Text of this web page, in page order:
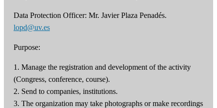
Data Protection Officer: Mr. Javier Plaza Penadés.
lopd@uv.es
Purpose:
1. Manage the registration and development of the activity
(Congress, conference, course).
2. Send to companies, institutions.
3. The organization may take photographs or make recordings